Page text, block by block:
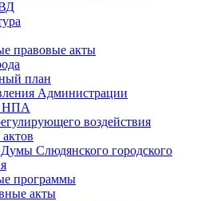
правовые акты
план
Администрации
НПА
воздействия
Слюдянского городского
программы
акты